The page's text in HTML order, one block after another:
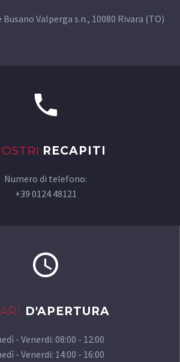
Valperga s.n., 10080 Rivara (TO)
RECAPITI
Numero di telefono:
+39 0124 48121
D'APERTURA
- Venerdi: 08:00 - 12:00
- Venerdi: 14:00 - 16:00